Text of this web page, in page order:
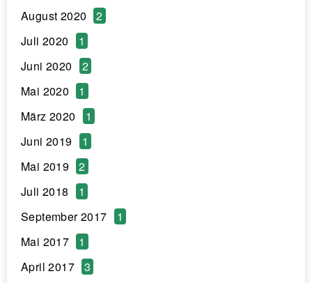
August 2020
2
Juli 2020
1
Juni 2020
2
Mai 2020
1
März 2020
1
Juni 2019
1
Mai 2019
2
Juli 2018
1
September 2017
1
Mai 2017
1
April 2017
3